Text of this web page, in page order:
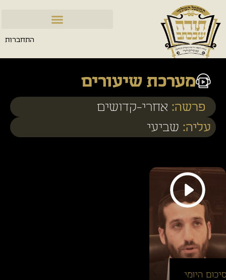
התחברות
מערכת שיעורים
פרשה: אחרי-קדושים
עליה: שביעי
היומי